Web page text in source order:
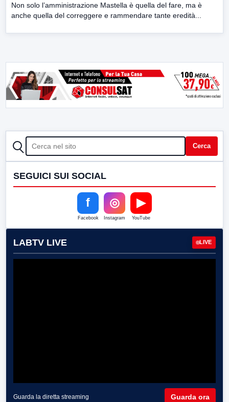
Non solo l’amministrazione Mastella è quella del fare, ma è
anche quella del correggere e rammendare tante eredità...
CERCA Cerca
SEGUICI SUI SOCIAL
f
Facebook
◎
Instagram
▶
YouTube
LABTV LIVE LIVE
Guarda la diretta streaming Guarda ora